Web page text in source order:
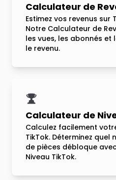
Calculateur de
Estimez vos revenus sur
Notre Calculateur de
les vues, les abonnés et
le revenu.
Calculateur de
Calculez facilement
TikTok. Déterminez
de pièces débloque
Niveau TikTok.